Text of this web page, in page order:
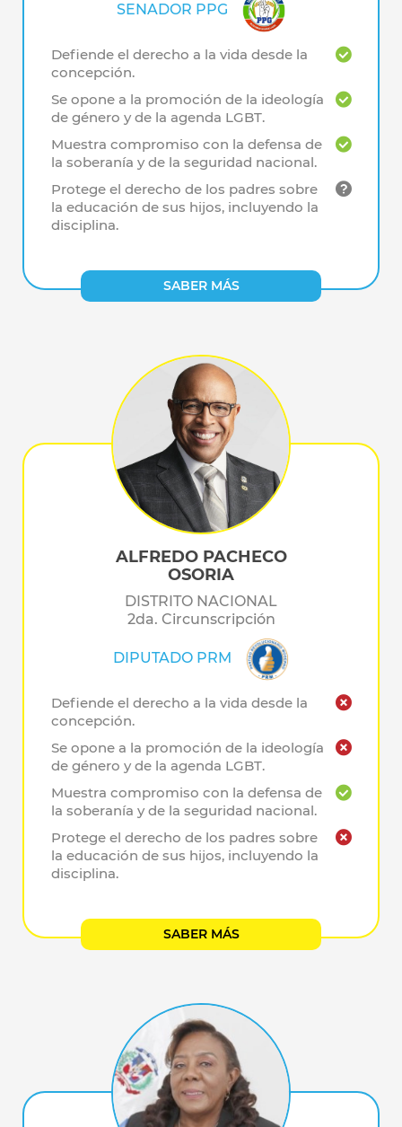
SENADOR PPG
Defiende el derecho a la vida desde la
concepción.
Se opone a la promoción de la ideología
de género y de la agenda LGBT.
Muestra compromiso con la defensa de
la soberanía y de la seguridad nacional.
Protege el derecho de los padres sobre
la educación de sus hijos, incluyendo la
disciplina.
SABER MÁS
ALFREDO PACHECO
OSORIA
DISTRITO NACIONAL
2da. Circunscripción
DIPUTADO PRM
Defiende el derecho a la vida desde la
concepción.
Se opone a la promoción de la ideología
de género y de la agenda LGBT.
Muestra compromiso con la defensa de
la soberanía y de la seguridad nacional.
Protege el derecho de los padres sobre
la educación de sus hijos, incluyendo la
disciplina.
SABER MÁS